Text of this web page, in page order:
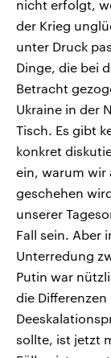
nicht erfolgt,
der Krieg
unter Druck
Dinge, die bei
Betracht
Ukraine in der
Tisch. Es gibt
konkret
ein, warum wir
geschehen
unserer
Fall sein. Aber
Unterredung
Putin war
die Differenzen
sollte, ist jetzt